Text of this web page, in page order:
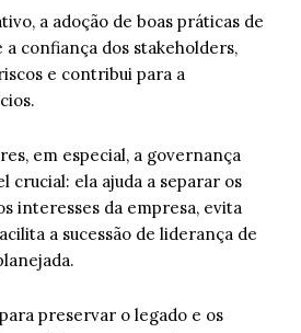
a adoção de boas práticas de
confiança dos stakeholders,
e contribui para a
em especial, a governança
crucial: ela ajuda a separar os
interesses da empresa, evita
a sucessão de liderança de
preservar o legado e os